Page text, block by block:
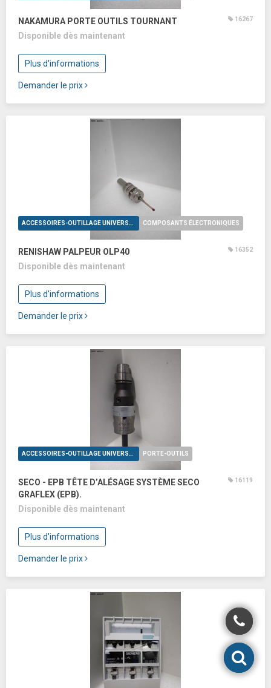
NAKAMURA PORTE OUTILS TOURNANT 16267
Disponible dès maintenant
Plus d'informations
Demander le prix
ACCESSOIRES-OUTILLAGE UNIVERSELS COMPOSANTS ÉLECTRONIQUES
RENISHAW PALPEUR OLP40 16352
Disponible dès maintenant
Plus d'informations
Demander le prix
ACCESSOIRES-OUTILLAGE UNIVERSELS PORTE-OUTILS
SECO - EPB TÊTE D’ALÉSAGE SYSTÈME SECO
GRAFLEX (EPB).
16119
Disponible dès maintenant
Plus d'informations
Demander le prix